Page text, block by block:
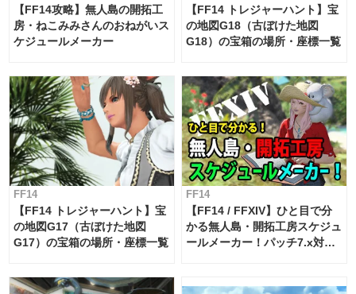
【FF14攻略】無人島の開拓工
房・ねこみみさんのおねがいス
ケジュールメーカー
【FF14 トレジャーハント】宝
の地図G18（古ぼけた地図
G18）の宝箱の場所・座標一覧
FF14
【FF14 トレジャーハント】宝
の地図G17（古ぼけた地図
G17）の宝箱の場所・座標一覧
FF14
【FF14 / FFXIV】ひと目で分
かる無人島・開拓工房スケジュ
ールメーカー！パッチ7.x対応